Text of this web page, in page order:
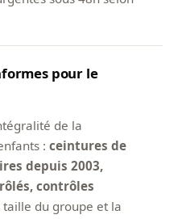
pour le
de la
: ceintures de
depuis 2003,
contrôles
taille du groupe et la